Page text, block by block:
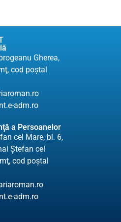
Gherea,
cod poştal
adm.ro
a Persoanelor
cel Mare, bl. 6,
Ștefan cel
cod poştal
adm.ro